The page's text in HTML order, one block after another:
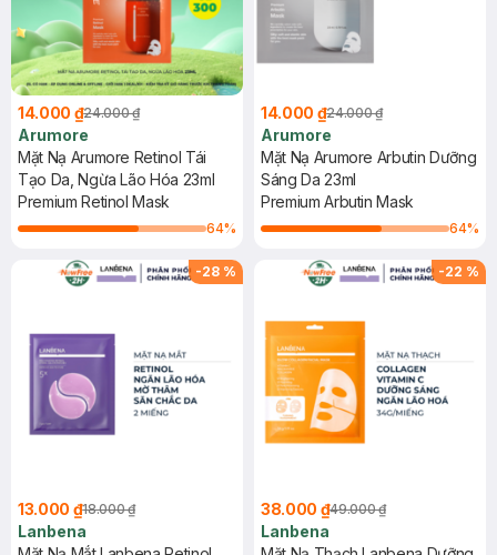
14.000 ₫24.000 ₫
Arumore
Mặt Nạ Arumore Retinol Tái
Tạo Da, Ngừa Lão Hóa 23ml
Premium Retinol Mask
64%
14.000 ₫24.000 ₫
Arumore
Mặt Nạ Arumore Arbutin Dưỡng
Sáng Da 23ml
Premium Arbutin Mask
64%
-28 %
13.000 ₫18.000 ₫
Lanbena
-22 %
38.000 ₫49.000 ₫
Lanbena